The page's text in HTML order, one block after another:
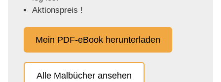
Aktionspreis !
Mein PDF-eBook herunterladen
Alle Malbücher ansehen